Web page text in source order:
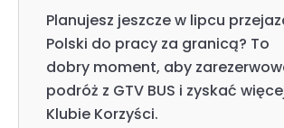
Planujesz jeszcze w lipcu
Polski do pracy za granicą? To
dobry moment, aby
podróż z GTV BUS i zyskać
Klubie Korzyści.